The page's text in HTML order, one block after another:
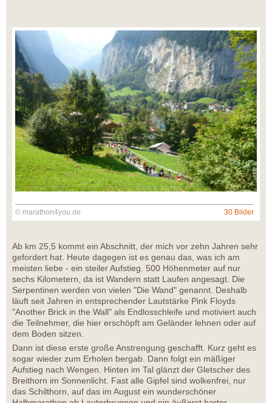
© marathon4you.de 30 Bilder
Ab km 25,5 kommt ein Abschnitt, der mich vor zehn Jahren sehr
gefordert hat. Heute dagegen ist es genau das, was ich am
meisten liebe - ein steiler Aufstieg. 500 Höhenmeter auf nur
sechs Kilometern, da ist Wandern statt Laufen angesagt. Die
Serpentinen werden von vielen "Die Wand" genannt. Deshalb
läuft seit Jahren in entsprechender Lautstärke Pink Floyds
"Another Brick in the Wall" als Endlosschleife und motiviert auch
die Teilnehmer, die hier erschöpft am Geländer lehnen oder auf
dem Boden sitzen.
Dann ist diese erste große Anstrengung geschafft. Kurz geht es
sogar wieder zum Erholen bergab. Dann folgt ein mäßiger
Aufstieg nach Wengen. Hinten im Tal glänzt der Gletscher des
Breithorn im Sonnenlicht. Fast alle Gipfel sind wolkenfrei, nur
das Schilthorn, auf das im August ein wunderschöner